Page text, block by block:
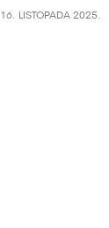
16. LISTOPADA 2025.